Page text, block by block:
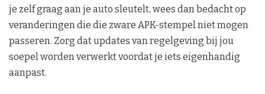
je zelf graag aan je auto sleutelt, wees dan bedacht op
veranderingen die die zware APK-stempel niet mogen
passeren. Zorg dat updates van regelgeving bij jou
soepel worden verwerkt voordat je iets eigenhandig
aanpast.